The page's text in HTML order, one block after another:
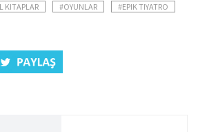
KITAPLAR #OYUNLAR
#EPIK TIYATRO